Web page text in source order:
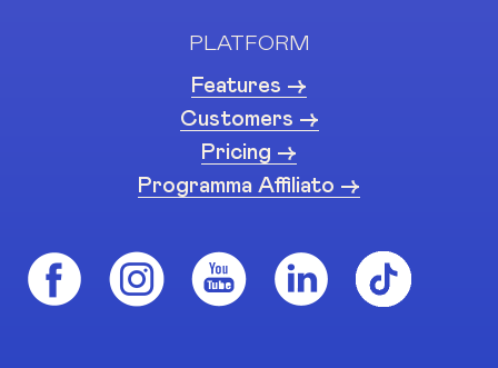
PLATFORM
Features ->
Customers ->
Pricing ->
Programma Affiliato ->